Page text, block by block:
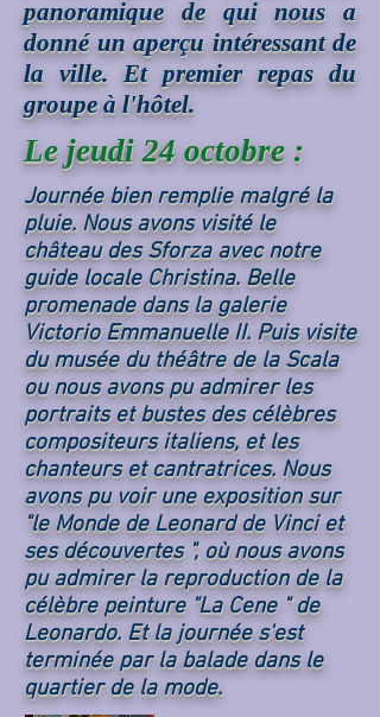
panoramique de qui nous a
donné un aperçu intéressant de
la ville. Et premier repas du
groupe à l'hôtel.
Le jeudi 24 octobre :
Journée bien remplie malgré la
pluie. Nous avons visité le
château des Sforza avec notre
guide locale Christina. Belle
promenade dans la galerie
Victorio Emmanuelle II. Puis visite
du musée du théâtre de la Scala
ou nous avons pu admirer les
portraits et bustes des célèbres
compositeurs italiens, et les
chanteurs et cantratrices. Nous
avons pu voir une exposition sur
"le Monde de Leonard de Vinci et
ses découvertes ", où nous avons
pu admirer la reproduction de la
célèbre peinture "La Cene " de
Leonardo. Et la journée s'est
terminée par la balade dans le
quartier de la mode.